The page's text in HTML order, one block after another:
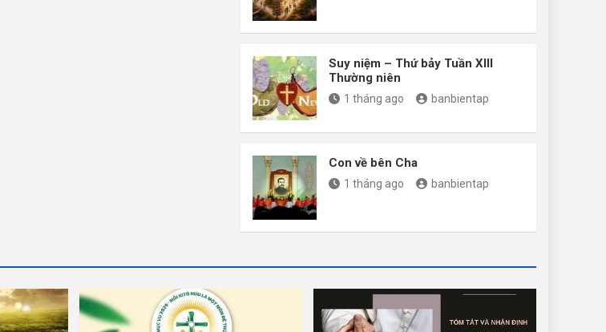
Suy niệm – Thứ bảy Tuần XIII
Thường niên
1 tháng ago banbientap
Con về bên Cha
1 tháng ago banbientap